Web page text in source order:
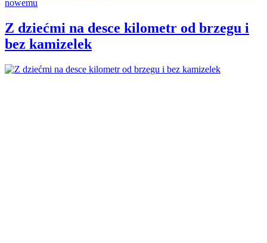
Z dziećmi na desce kilometr od brzegu i
bez kamizelek